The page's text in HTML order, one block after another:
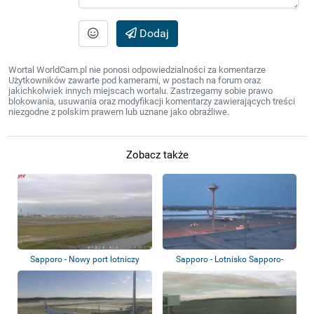
Dodaj
Wortal WorldCam.pl nie ponosi odpowiedzialności za komentarze
Użytkowników zawarte pod kamerami, w postach na forum oraz
jakichkolwiek innych miejscach wortalu. Zastrzegamy sobie prawo
blokowania, usuwania oraz modyfikacji komentarzy zawierających treści
niezgodne z polskim prawem lub uznane jako obraźliwe.
Zobacz także
Sapporo - Nowy port lotniczy
Sapporo-Chi...
Sapporo - Lotnisko Sapporo-
Chitose